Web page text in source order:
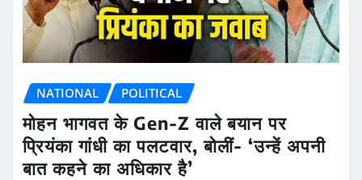
NATIONAL POLITICAL
मोहन भागवत के Gen-Z वाले बयान पर
प्रियंका गांधी का पलटवार, बोलीं- ‘उन्हें अपनी
बात कहने का अधिकार है’